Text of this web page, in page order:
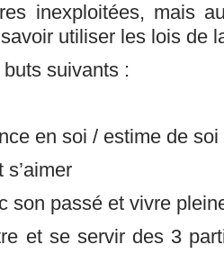
inexploitées, mais
utiliser les lois de
suivants :
en soi / estime de soi
son passé et vivre
et se servir des 3